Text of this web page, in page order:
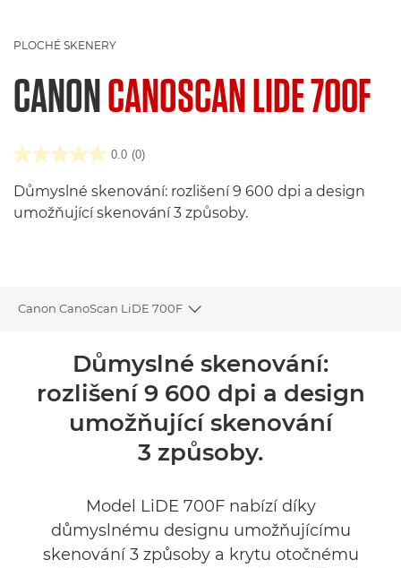
PLOCHÉ SKENERY
CANONCANOSCAN LIDE 700F
0.0 (0)
Důmyslné skenování: rozlišení 9 600 dpi a design
umožňující skenování 3 způsoby.
Canon CanoScan LiDE 700F
Toggle breadcrumbs
Specifikace
Důmyslné skenování:
rozlišení 9 600 dpi a design
umožňující skenování
3 způsoby.
Model LiDE 700F nabízí díky
důmyslnému designu umožňujícímu
skenování 3 způsoby a krytu otočnému